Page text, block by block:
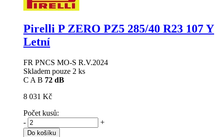
Pirelli P ZERO PZ5 285/40 R23 107 Y
Letní
FR PNCS MO-S R.V.2024
Skladem pouze 2 ks
C A B 72 dB
8 031 Kč
Počet kusů:
-
+
Do košíku